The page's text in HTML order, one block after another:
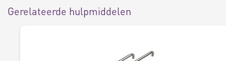
Gerelateerde hulpmiddelen